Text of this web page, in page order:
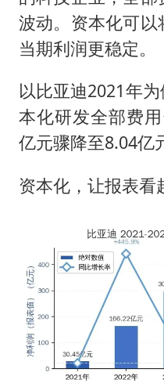
波动。资本化可
当期利润更稳定。
以比亚迪2021年
本化研发全部费
亿元骤降至8.04亿
资本化，让报表看